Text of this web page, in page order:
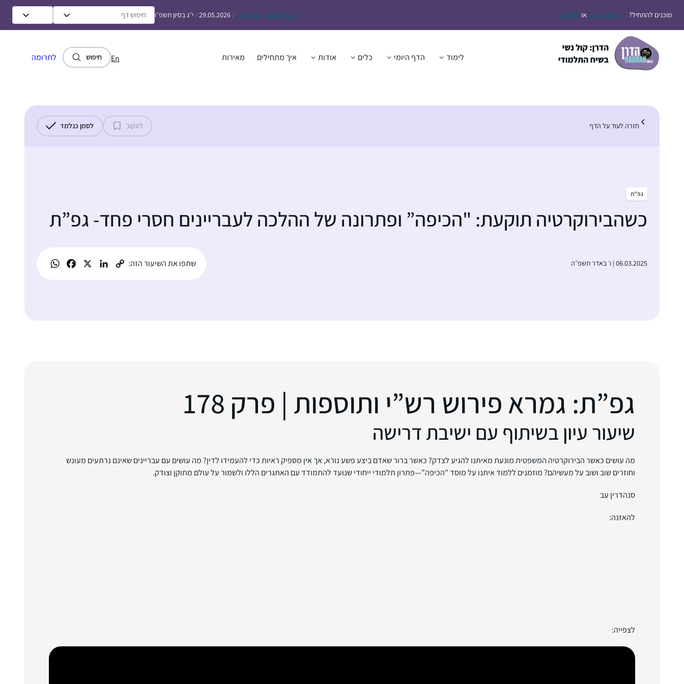
לתוכןמוכנים להתחיל? הירשמו בחינם או התחברו Today’s Daf – זבחים נ״ו /
29.05.2026
/ י״ג בסיון תשפ״ו
לימוד הדף היומי כלים אודות איך מתחילים מאירות En חיפוש לתרומה
חזרה לעוד על הדף לעקוב לסמן כנלמד
גפ”ת
כשהבירוקרטיה תוקעת: "הכיפה” ופתרונה של ההלכה לעבריינים חסרי פחד- גפ”ת
06.03.2025 | ו׳ באדר תשפ״ה שתפו את השיעור הזה:
גפ”ת: גמרא פירוש רש”י ותוספות | פרק 178
שיעור עיון בשיתוף עם ישיבת דרישה
מה עושים כאשר הבירוקרטיה המשפטית מונעת מאיתנו להגיע לצדק? כאשר ברור שאדם ביצע פשע נורא, אך אין מספיק ראיות כדי להעמידו לדין? מה עושים עם עבריינים שאינם נרתעים מעונש
וחוזרים שוב ושוב על מעשיהם? מוזמנים ללמוד איתנו על מוסד "הכיפה”—פתרון תלמודי ייחודי שנועד להתמודד עם האתגרים הללו ולשמור על עולם מתוקן וצודק.
סנהדרין עב
להאזנה:
לצפייה: